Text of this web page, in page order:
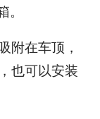
在车顶，
也可以安装